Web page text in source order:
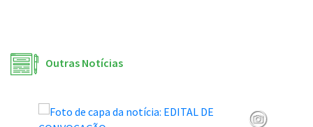
Outras Notícias